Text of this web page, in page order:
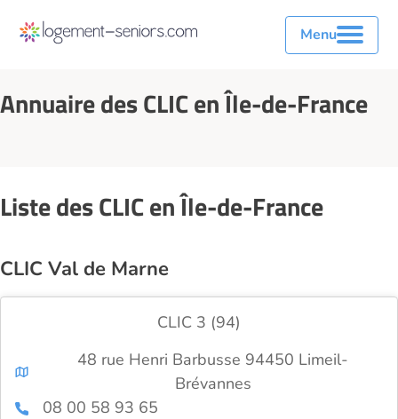
Menu
Annuaire des CLIC en Île-de-France
Liste des CLIC en Île-de-France
CLIC Val de Marne
CLIC 3 (94)
48 rue Henri Barbusse 94450 Limeil-
Brévannes
08 00 58 93 65